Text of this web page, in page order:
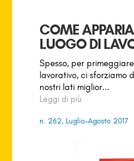
COME
LUOGO DI
Spesso, per
lavorativo, ci sforziamo
nostri lati miglior...
Leggi di più
n. 262, Luglio-Agosto 2017